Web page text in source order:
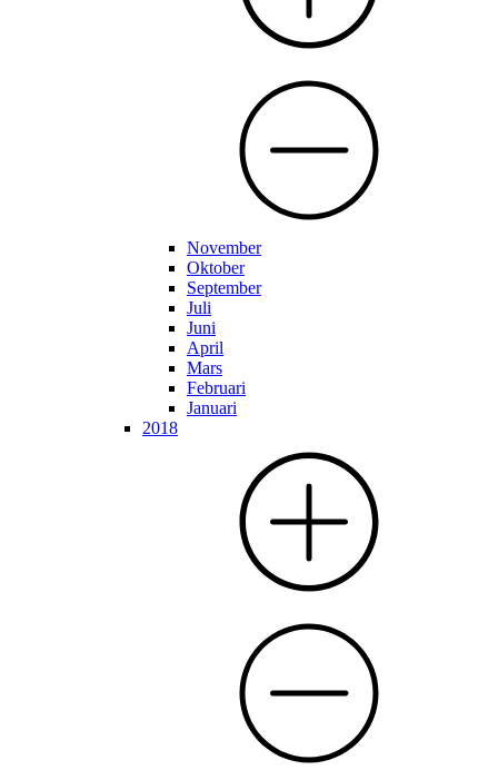
November
Oktober
September
Juli
Juni
April
Mars
Februari
Januari
2018